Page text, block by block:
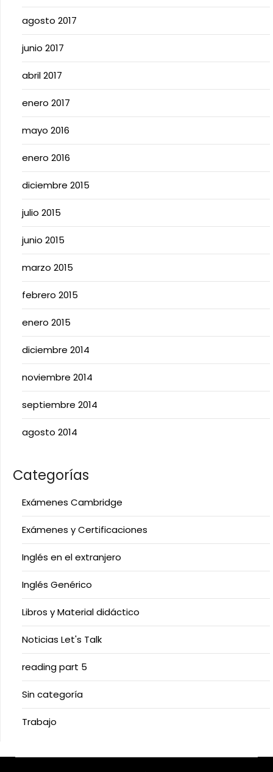
agosto 2017
junio 2017
abril 2017
enero 2017
mayo 2016
enero 2016
diciembre 2015
julio 2015
junio 2015
marzo 2015
febrero 2015
enero 2015
diciembre 2014
noviembre 2014
septiembre 2014
agosto 2014
Categorías
Exámenes Cambridge
Exámenes y Certificaciones
Inglés en el extranjero
Inglés Genérico
Libros y Material didáctico
Noticias Let's Talk
reading part 5
Sin categoría
Trabajo